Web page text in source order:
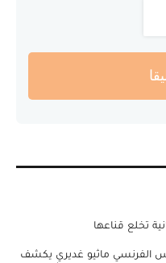
تخلع قناعها
الفرنسي ماثيو غديري يكشف